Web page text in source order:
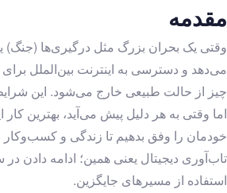
حقوق و تنظیم‌گری
راهکارهای دیجیتال
یادداشت و مقالات
حکمرانی
طراحی راهبردی
حقوق و تنظیم‌گری
راهکارهای دیجیتال
یادداشت سیاستی
مقدمه
وقتی یک بحران بزرگ مثل درگیری‌ها
می‌دهد و دسترسی به اینترنت بین‌الملل
چیز از حالت طبیعی خارج می‌شود. این
اما وقتی به هر دلیل پیش می‌آید، بهترین
خودمان را وفق بدهیم تا زندگی و کسب‌وکار
تاب‌آوری دیجیتال یعنی همین؛ ادامه دادن
استفاده از مسیرهای جایگزین.